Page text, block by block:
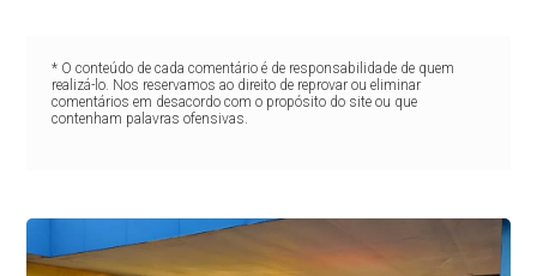
* O conteúdo de cada comentário é de responsabilidade de quem
realizá-lo. Nos reservamos ao direito de reprovar ou eliminar
comentários em desacordo com o propósito do site ou que
contenham palavras ofensivas.